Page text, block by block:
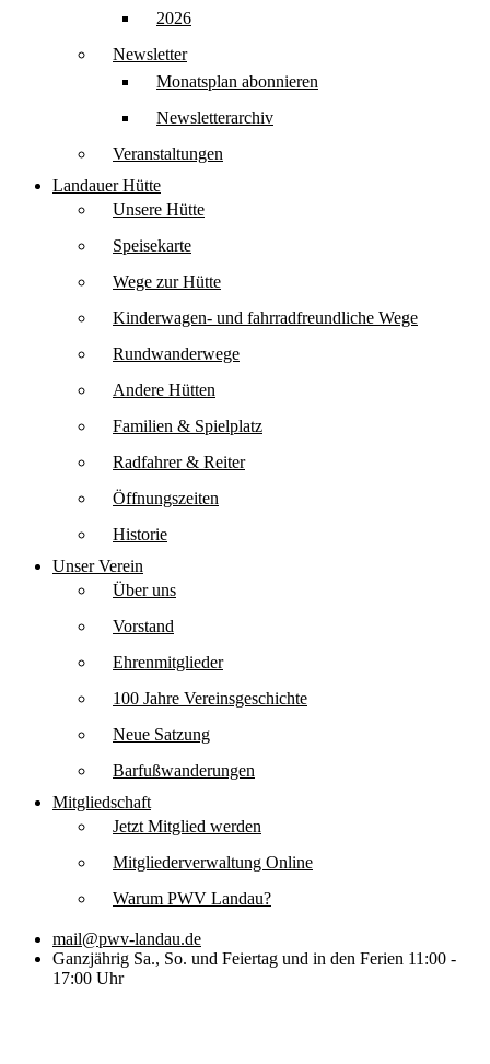
2026
Newsletter
Monatsplan abonnieren
Newsletterarchiv
Veranstaltungen
Landauer Hütte
Unsere Hütte
Speisekarte
Wege zur Hütte
Kinderwagen- und fahrradfreundliche Wege
Rundwanderwege
Andere Hütten
Familien & Spielplatz
Radfahrer & Reiter
Öffnungszeiten
Historie
Unser Verein
Über uns
Vorstand
Ehrenmitglieder
100 Jahre Vereinsgeschichte
Neue Satzung
Barfußwanderungen
Mitgliedschaft
Jetzt Mitglied werden
Mitgliederverwaltung Online
Warum PWV Landau?
mail@pwv-landau.de
Ganzjährig Sa., So. und Feiertag und in den Ferien 11:00 -
17:00 Uhr